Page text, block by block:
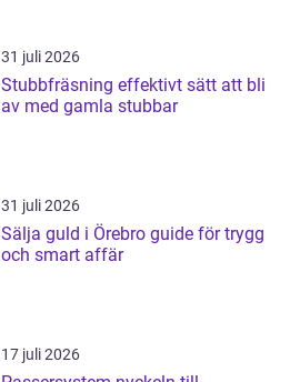
31 juli 2026
Stubbfräsning effektivt sätt att bli
av med gamla stubbar
31 juli 2026
Sälja guld i Örebro guide för trygg
och smart affär
17 juli 2026